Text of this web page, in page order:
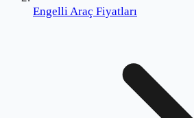
Engelli Araç Fiyatları